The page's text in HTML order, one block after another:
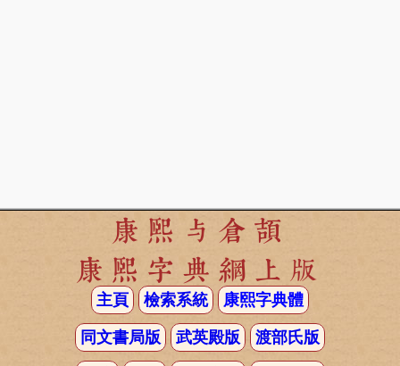
康熙与倉頡
康熙字典網上版
主頁 檢索系統 康熙字典體
同文書局版 武英殿版 渡部氏版